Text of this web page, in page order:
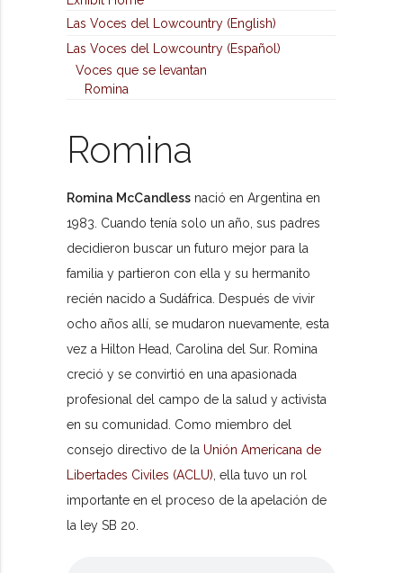
Las Voces del Lowcountry (English)
Las Voces del Lowcountry (Español)
Voces que se levantan
Romina
Romina
Romina McCandless nació en Argentina en
1983. Cuando tenía solo un año, sus padres
decidieron buscar un futuro mejor para la
familia y partieron con ella y su hermanito
recién nacido a Sudáfrica. Después de vivir
ocho años allí, se mudaron nuevamente, esta
vez a Hilton Head, Carolina del Sur. Romina
creció y se convirtió en una apasionada
profesional del campo de la salud y activista
en su comunidad. Como miembro del
consejo directivo de la Unión Americana de
Libertades Civiles (ACLU) , ella tuvo un rol
importante en el proceso de la apelación de
la ley SB 20.